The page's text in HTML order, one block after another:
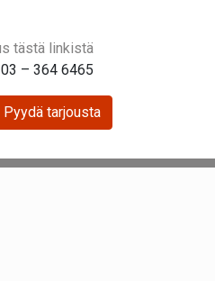
tästä linkistä
– 364 6465
Pyydä tarjousta